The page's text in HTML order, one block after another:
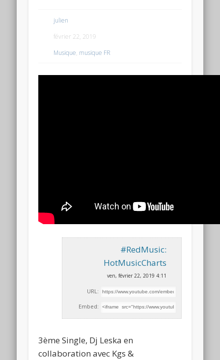
julien
février 22, 2019
Musique, musique FR
#RedMusic:
HotMusicCharts
ven, février 22, 2019 4:11
URL:
Embed:
3ème Single, Dj Leska en
collaboration avec Kgs &